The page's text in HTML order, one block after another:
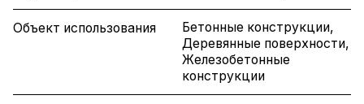
Объект использования
Бетонные конструкции,
Деревянные поверхности,
Железобетонные
конструкции